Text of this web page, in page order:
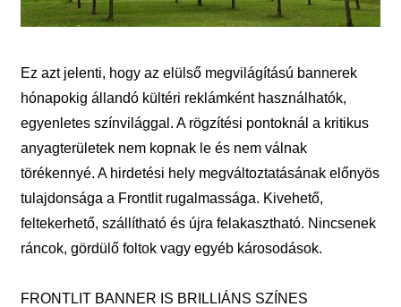
Ez azt jelenti, hogy az elülső megvilágítású bannerek
hónapokig állandó kültéri reklámként használhatók,
egyenletes színvilággal. A rögzítési pontoknál a kritikus
anyagterületek nem kopnak le és nem válnak
törékennyé. A hirdetési hely megváltoztatásának előnyös
tulajdonsága a Frontlit rugalmassága. Kivehető,
feltekerhető, szállítható és újra felakasztható. Nincsenek
ráncok, gördülő foltok vagy egyéb károsodások.
FRONTLIT BANNER IS BRILLIÁNS SZÍNES